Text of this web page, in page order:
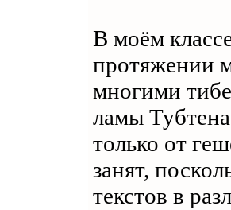
В моём
протяжении
многими
ламы
только от
занят,
текстов в